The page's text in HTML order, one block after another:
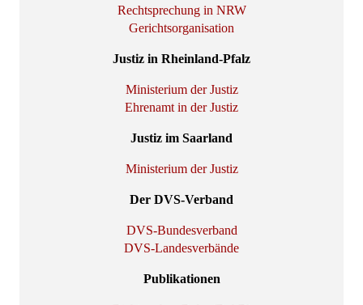
Rechtsprechung in NRW
Gerichtsorganisation
Justiz in Rheinland-Pfalz
Ministerium der Justiz
Ehrenamt in der Justiz
Justiz im Saarland
Ministerium der Justiz
Der DVS-Verband
DVS-Bundesverband
DVS-Landesverbände
Publikationen